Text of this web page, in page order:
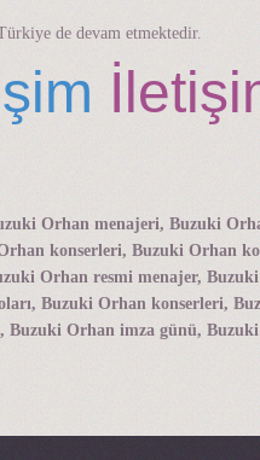
de devam etmektedir.
Orhan menajeri, Buzuki
konserleri, Buzuki Orhan
Orhan resmi menajer,
Buzuki Orhan konserleri,
Orhan imza günü,